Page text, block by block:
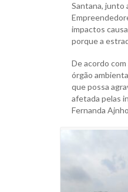
Santana, junto
impactos
porque a
De acordo
órgão
que possa
afetada pelas
Fernanda